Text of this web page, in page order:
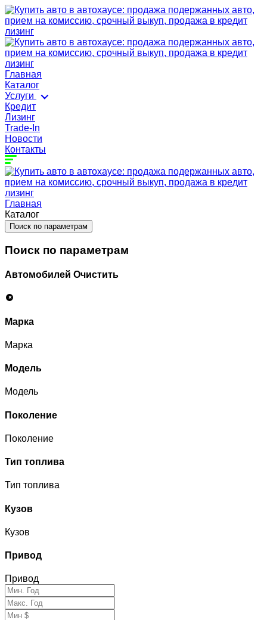
Главная
Каталог
Услуги
Кредит
Лизинг
Trade-In
Новости
Контакты
Главная
Каталог
Поиск по параметрам
Поиск по параметрам
Автомобилей Очистить
Марка
Марка
Модель
Модель
Поколение
Поколение
Тип топлива
Тип топлива
Кузов
Кузов
Привод
Привод